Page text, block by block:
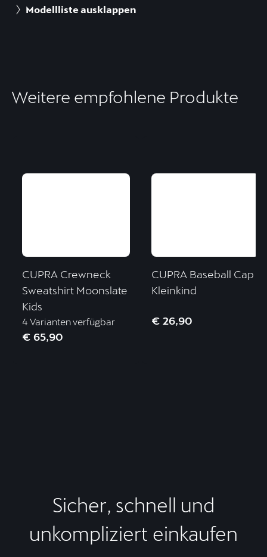
Modellliste ausklappen
Weitere empfohlene Produkte
CUPRA Crewneck
Sweatshirt Moonslate
Kids
4 Varianten verfügbar
€ 65,90
CUPRA Baseball Cap
Kleinkind
€ 26,90
Sicher, schnell und
unkompliziert einkaufen